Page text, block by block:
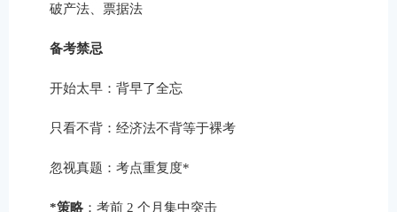
破产法、票据法
备考禁忌
开始太早：背早了全忘
只看不背：经济法不背等于裸考
忽视真题：考点重复度*
*策略：考前 2 个月集中突击